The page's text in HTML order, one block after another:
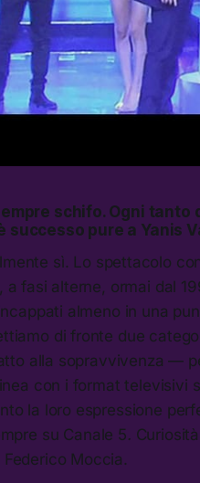
schifo. Ogni tanto
pure a Yanis
sì. Lo spettacolo
fasi alterne, ormai dal
almeno in una
di fronte due
alla sopravvivenza —
con i format televisivi
la loro espressione
su Canale 5.
Moccia.